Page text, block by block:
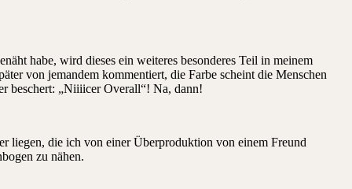
habe, wird dieses ein weiteres besonderes Teil in meinem
von jemandem kommentiert, die Farbe scheint die Menschen
beschert: „Niiiicer Overall“! Na, dann!
liegen, die ich von einer Überproduktion von einem Freund
zu nähen.